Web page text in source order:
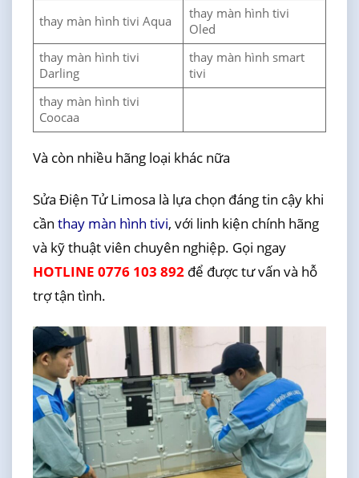
thay màn hình tivi Aqua
thay màn hình tivi
Oled
thay màn hình tivi
Darling
thay màn hình smart
tivi
thay màn hình tivi
Coocaa
Và còn nhiều hãng loại khác nữa
Sửa Điện Tử Limosa là lựa chọn đáng tin cậy khi
cần thay màn hình tivi, với linh kiện chính hãng
và kỹ thuật viên chuyên nghiệp. Gọi ngay
HOTLINE 0776 103 892để được tư vấn và hỗ
trợ tận tình.